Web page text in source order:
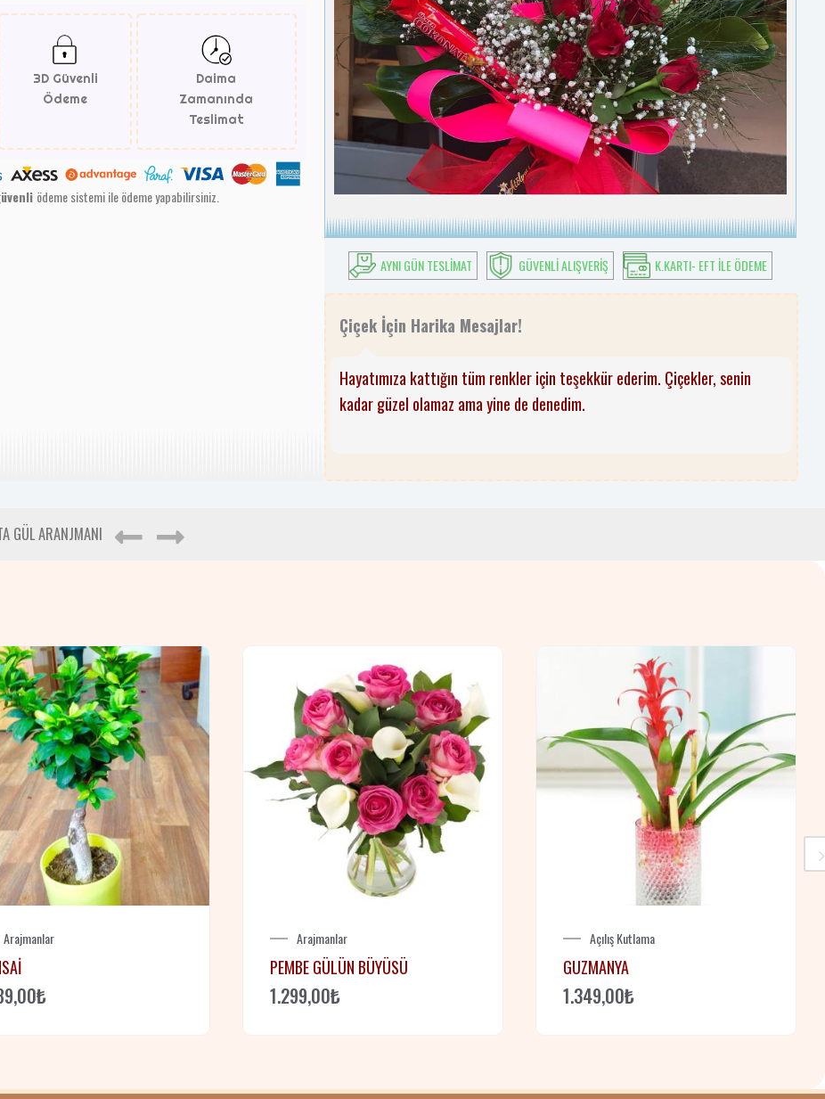
3D Güvenli
Ödeme
Daima
Zamanında
Teslimat
ödeme sistemi ile ödeme yapabilirsiniz.
AYNI GÜN TESLIMAT GÜVENLI ALIŞVERIŞ K.KARTI- EFT ILE ÖDEME
Çiçek İçin Harika Mesajlar!
Hayatımıza kattığın tüm renkler için teşekkür ederim. Çiçekler, senin
kadar güzel olamaz ama yine de denedim.
GÜL ARANJMANI
Arajmanlar
₺
Arajmanlar
PEMBE GÜLÜN BÜYÜSÜ
1.299,00₺
Açılış Kutlama
GUZMANYA
1.349,00₺